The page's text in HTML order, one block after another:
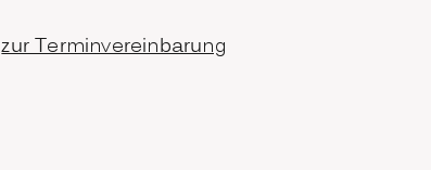
zur Terminvereinbarung